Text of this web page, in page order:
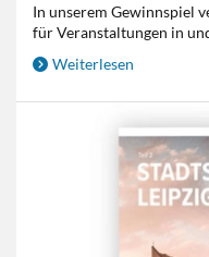
In unserem Gewinnspiel
für Veranstaltungen in
Weiterlesen